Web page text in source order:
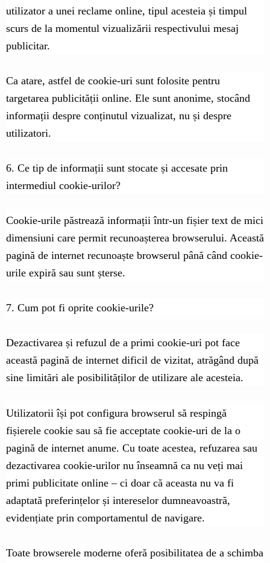
utilizator a unei reclame online, tipul acesteia și timpul
scurs de la momentul vizualizării respectivului mesaj
publicitar.
Ca atare, astfel de cookie-uri sunt folosite pentru
targetarea publicității online. Ele sunt anonime, stocând
informații despre conținutul vizualizat, nu și despre
utilizatori.
6. Ce tip de informații sunt stocate și accesate prin
intermediul cookie-urilor?
Cookie-urile păstrează informații într-un fișier text de mici
dimensiuni care permit recunoașterea browserului. Această
pagină de internet recunoaște browserul până când cookie-
urile expiră sau sunt șterse.
7. Cum pot fi oprite cookie-urile?
Dezactivarea și refuzul de a primi cookie-uri pot face
această pagină de internet dificil de vizitat, atrăgând după
sine limitări ale posibilităților de utilizare ale acesteia.
Utilizatorii își pot configura browserul să respingă
fișierele cookie sau să fie acceptate cookie-uri de la o
pagină de internet anume. Cu toate acestea, refuzarea sau
dezactivarea cookie-urilor nu înseamnă ca nu veți mai
primi publicitate online – ci doar că aceasta nu va fi
adaptată preferințelor și intereselor dumneavoastră,
evidențiate prin comportamentul de navigare.
Toate browserele moderne oferă posibilitatea de a schimba